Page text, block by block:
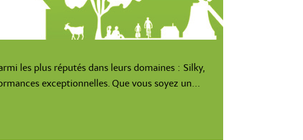
les plus réputés dans leurs domaines : Silky,
exceptionnelles. Que vous soyez un...